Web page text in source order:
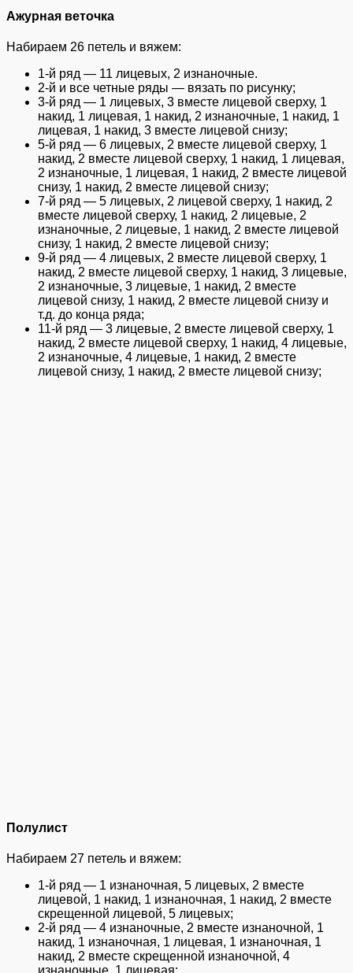
Ажурная веточка
Набираем 26 петель и вяжем:
1-й ряд — 11 лицевых, 2 изнаночные.
2-й и все четные ряды — вязать по рисунку;
3-й ряд — 1 лицевых, 3 вместе лицевой сверху, 1
накид, 1 лицевая, 1 накид, 2 изнаночные, 1 накид, 1
лицевая, 1 накид, 3 вместе лицевой снизу;
5-й ряд — 6 лицевых, 2 вместе лицевой сверху, 1
накид, 2 вместе лицевой сверху, 1 накид, 1 лицевая,
2 изнаночные, 1 лицевая, 1 накид, 2 вместе лицевой
снизу, 1 накид, 2 вместе лицевой снизу;
7-й ряд — 5 лицевых, 2 лицевой сверху, 1 накид, 2
вместе лицевой сверху, 1 накид, 2 лицевые, 2
изнаночные, 2 лицевые, 1 накид, 2 вместе лицевой
снизу, 1 накид, 2 вместе лицевой снизу;
9-й ряд — 4 лицевых, 2 вместе лицевой сверху, 1
накид, 2 вместе лицевой сверху, 1 накид, 3 лицевые,
2 изнаночные, 3 лицевые, 1 накид, 2 вместе
лицевой снизу, 1 накид, 2 вместе лицевой снизу и
т.д. до конца ряда;
11-й ряд — 3 лицевые, 2 вместе лицевой сверху, 1
накид, 2 вместе лицевой сверху, 1 накид, 4 лицевые,
2 изнаночные, 4 лицевые, 1 накид, 2 вместе
лицевой снизу, 1 накид, 2 вместе лицевой снизу;
Полулист
Набираем 27 петель и вяжем:
1-й ряд — 1 изнаночная, 5 лицевых, 2 вместе
лицевой, 1 накид, 1 изнаночная, 1 накид, 2 вместе
скрещенной лицевой, 5 лицевых;
2-й ряд — 4 изнаночные, 2 вместе изнаночной, 1
накид, 1 изнаночная, 1 лицевая, 1 изнаночная, 1
накид, 2 вместе скрещенной изнаночной, 4
изнаночные, 1 лицевая;